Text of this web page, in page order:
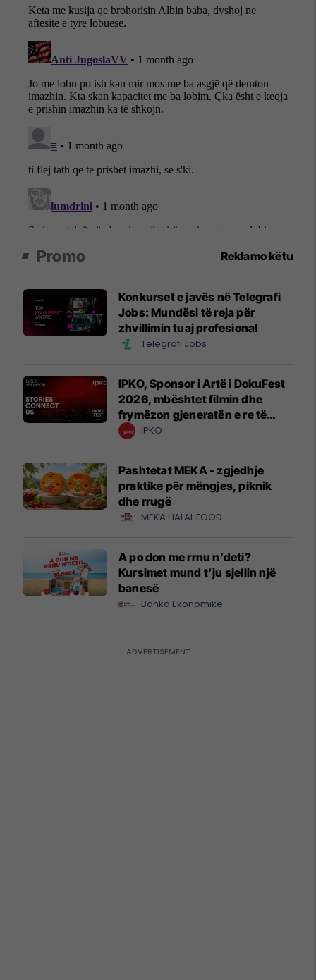
Promo Reklamo këtu
Konkurset e javës në Telegrafi
Jobs: Mundësi të reja për
zhvillimin tuaj profesional
Telegrafi Jobs
IPKO, Sponsor i Artë i DokuFest
2026, mbështet filmin dhe
frymëzon gjeneratën e re të
krijuesve
IPKO
Pashtetat MEKA - zgjedhje
praktike për mëngjes, piknik
dhe rrugë
MEKA HALAL FOOD
A po don me rrnu n’deti?
Kursimet mund t’ju sjellin një
banesë
Banka Ekonomike